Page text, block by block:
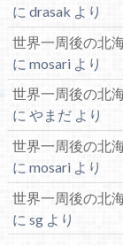
に drasak より
世界一周後の北
に mosariより
世界一周後の北
に やまだより
世界一周後の北
に mosariより
世界一周後の北
に sgより